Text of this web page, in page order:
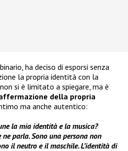
ha deciso di esporsi senza
la propria identità con la
si è limitato a spiegare, ma è
della propria
ma anche autentico:
la mia identità e la musica?
parla. Sono una persona non
il neutro e il maschile. L’identità di